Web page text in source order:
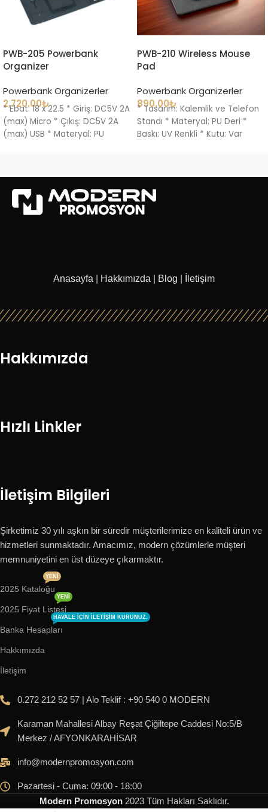
PWB-205 Powerbank
Organizer
Powerbank Organizerler
2,720.00₺
* Ebat: 18 x 22.5 * Giriş: DC5V 2A
(max) Micro * Çıkış: DC5V 2A
(max) USB * Materyal: PU
PWB-210 Wireless Mouse
Pad
Powerbank Organizerler
890.00₺
* Tasarım: Kalemlik ve Telefon
Standı * Materyal: PU Deri *
Baskı: UV Renkli * Kutu: Var
Anasayfa Hakkımızda Blog İletişim
Hakkımızda
Hızlı Linkler
İletişim Bilgileri
Şirketimiz 30 yılı aşkın bir süredir müşterilerimize en kaliteli ürün ve
hizmetleri sunmaktadır. Amacımız, modern çözümlerle müşteri
memnuniyetini en üst düzeye çıkarmaktır.
2025 Kataloğu
YENI
2025 Fiyat Listesi
YENI
Banka Hesapları
HAVALE IÇIN ILETIŞIM KURUNUZ.
Hakkımızda
İletişim
0.272 212 52 57 | Alo Teklif : +90 540 0 MODERN
Karaman Mahallesi Albay Reşat Çiğiltepe Caddesi No:5/B
Merkez / AFYONKARAHİSAR
info@modernpromosyon.com
Pazartesi - Cuma: 09:00 - 18:00
Modern Promosyon 2023 Tüm Hakları Saklıdır.